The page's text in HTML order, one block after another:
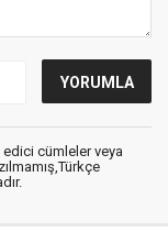
cümleler veya